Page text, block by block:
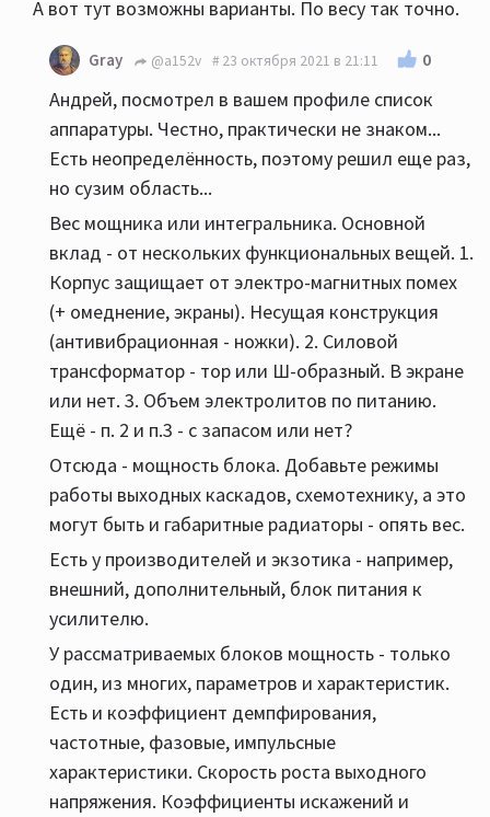
А вот тут возможны варианты. По весу так точно.
Gray @a152v 23 октября 2021 в 21:11 0
Андрей, посмотрел в вашем профиле список
аппаратуры. Честно, практически не знаком...
Есть неопределённость, поэтому решил еще раз,
но сузим область...
Вес мощника или интегральника. Основной
вклад - от нескольких функциональных вещей. 1.
Корпус защищает от электро-магнитных помех
(+ омеднение, экраны). Несущая конструкция
(антивибрационная - ножки). 2. Силовой
трансформатор - тор или Ш-образный. В экране
или нет. 3. Объем электролитов по питанию.
Ещё - п. 2 и п.3 - с запасом или нет?
Отсюда - мощность блока. Добавьте режимы
работы выходных каскадов, схемотехнику, а это
могут быть и габаритные радиаторы - опять вес.
Есть у производителей и экзотика - например,
внешний, дополнительный, блок питания к
усилителю.
У рассматриваемых блоков мощность - только
один, из многих, параметров и характеристик.
Есть и коэффициент демпфирования,
частотные, фазовые, импульсные
характеристики. Скорость роста выходного
напряжения. Коэффициенты искажений и